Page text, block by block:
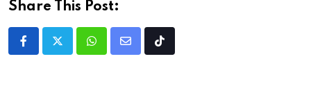
Share This Post: